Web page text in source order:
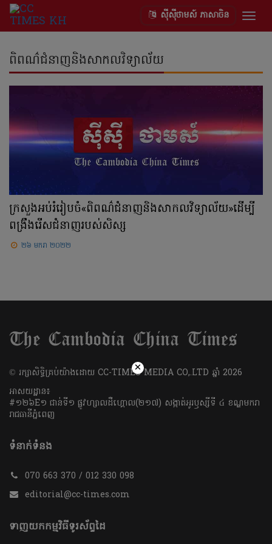
ស៊ីស៊ីថាមស៍ ភាសាចិន
ពិពណ៌ជំនាញនិងសាកលវិទ្យាល័យ
ក្រសួងអប់រំរៀបចំ«ពិពណ៌ជំនាញនិងសាកលវិទ្យាល័យ»ដើម្បី
ពង្រឹងរើសជំនាញរបស់សិស្ស
២៦ មករា ២០២២
×
​© រក្សា​សិទ្ធិ​គ្រប់​យ៉ាង​ដោយ​ CC-TIMES MEDIA CO,.LTD ឆ្នាំ​ 2026
អាសយដ្ឋាន៖
#១២៦E១ ជាន់ទី១ ផ្លូវហ្សាលដឺហ្គោល(២១៧) សង្កាត់អូរឫស្សីទី ៤ ខណ្ឌមករា
រាជធានីភ្នំពេញ
ទំនាក់ទំនង
070 663 370 / 012 330 098
editorial@cc-times.com
ទាញយកកម្មវិធីទូរស័ព្ទដៃ